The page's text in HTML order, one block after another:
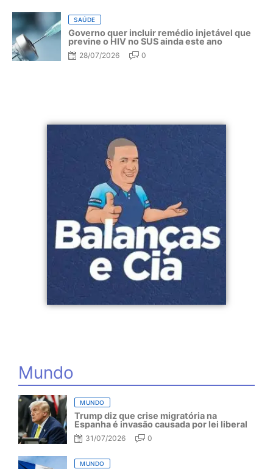
SAÚDE
Governo quer incluir remédio injetável que
previne o HIV no SUS ainda este ano
28/07/2026 0
Mundo
MUNDO
Trump diz que crise migratória na
Espanha é invasão causada por lei liberal
31/07/2026 0
MUNDO